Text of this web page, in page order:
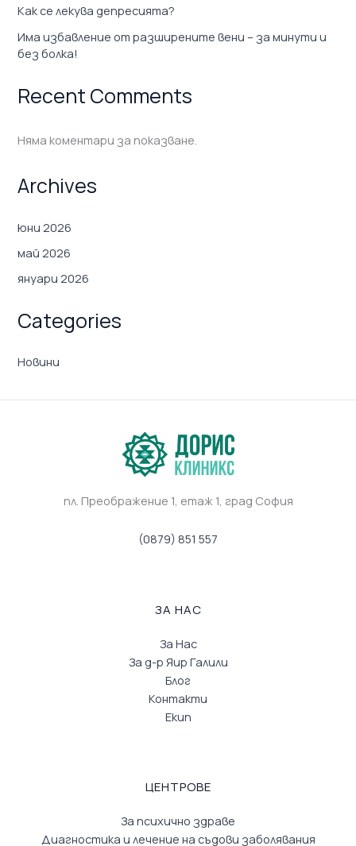
Как се лекува депресията?
Има избавление от разширените вени – за минути и
без болка!
Recent Comments
Няма коментари за показване.
Archives
юни 2026
май 2026
януари 2026
Categories
Новини
пл. Преображение 1, eтаж 1, град София
(0879) 851 557
ЗА НАС
За Нас
За д-р Яир Галили
Блог
Контакти
Екип
ЦЕНТРОВЕ
За психично здраве
Диагностика и лечение на съдови заболявания